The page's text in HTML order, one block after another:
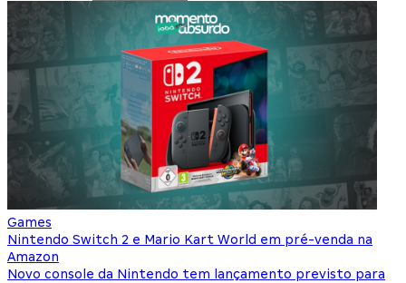
Games
Nintendo Switch 2 e Mario Kart World em pré-venda na
Amazon
Novo console da Nintendo tem lançamento previsto para